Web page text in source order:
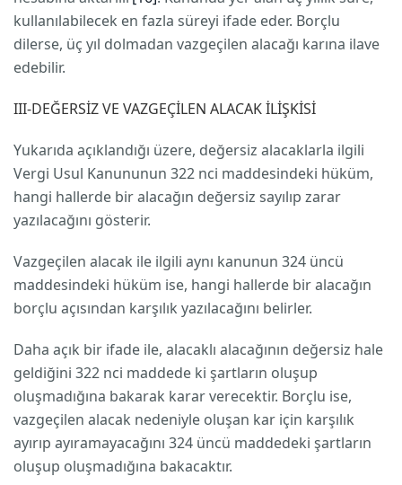
kullanılabilecek en fazla süreyi ifade eder. Borçlu
dilerse, üç yıl dolmadan vazgeçilen alacağı karına ilave
edebilir.
III-DEĞERSİZ VE VAZGEÇİLEN ALACAK İLİŞKİSİ
Yukarıda açıklandığı üzere, değersiz alacaklarla ilgili
Vergi Usul Kanununun 322 nci maddesindeki hüküm,
hangi hallerde bir alacağın değersiz sayılıp zarar
yazılacağını gösterir.
Vazgeçilen alacak ile ilgili aynı kanunun 324 üncü
maddesindeki hüküm ise, hangi hallerde bir alacağın
borçlu açısından karşılık yazılacağını belirler.
Daha açık bir ifade ile, alacaklı alacağının değersiz hale
geldiğini 322 nci maddede ki şartların oluşup
oluşmadığına bakarak karar verecektir. Borçlu ise,
vazgeçilen alacak nedeniyle oluşan kar için karşılık
ayırıp ayıramayacağını 324 üncü maddedeki şartların
oluşup oluşmadığına bakacaktır.